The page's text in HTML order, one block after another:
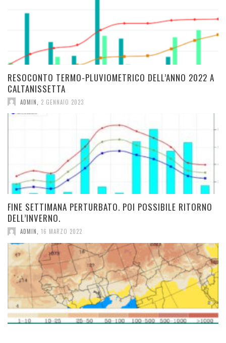
RESOCONTO TERMO-PLUVIOMETRICO DELL’ANNO 2022 A
CALTANISSETTA
ADMIN 2 GENNAIO 2023
FINE SETTIMANA PERTURBATO. POI POSSIBILE RITORNO
DELL’INVERNO.
ADMIN 16 MARZO 2022